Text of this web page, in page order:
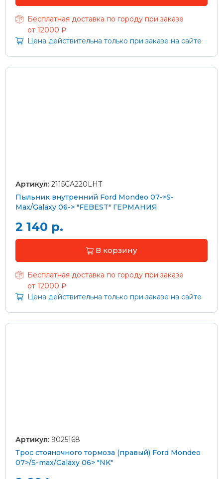
Бесплатная доставка по городу при заказе
от 12000 ₽
Цена действительна только при заказе на сайте
Артикул: 2115CA220LHT
Пыльник внутренний Ford Mondeo 07->S-
Max/Galaxy 06-> "FEBEST" ГЕРМАНИЯ
2 140 р.
В корзину
Бесплатная доставка по городу при заказе
от 12000 ₽
Цена действительна только при заказе на сайте
Артикул: 9025168
Трос стояночного тормоза (правый) Ford Mondeo
07>/S-max/Galaxy 06> "NK"